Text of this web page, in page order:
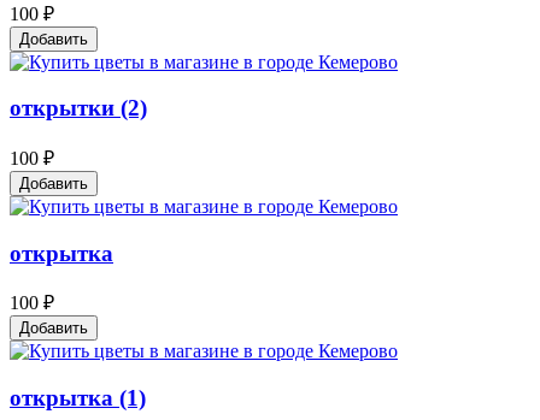
100 ₽
Добавить
открытки (2)
100 ₽
Добавить
открытка
100 ₽
Добавить
открытка (1)